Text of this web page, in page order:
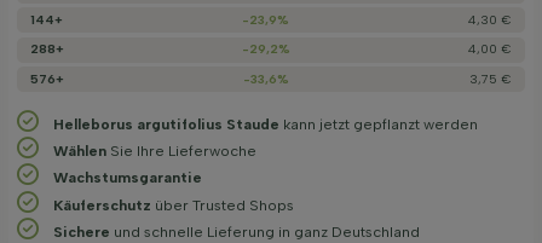
144+
-23,9%
4,30 €
288+
-29,2%
4,00 €
576+
-33,6% 3,75 €
Helleborus argutifolius Staude kann jetzt gepflanzt werden
Wählen Sie Ihre Lieferwoche
Wachstums­garantie
Käuferschutz über Trusted Shops
Sichere und schnelle Lieferung in ganz Deutschland